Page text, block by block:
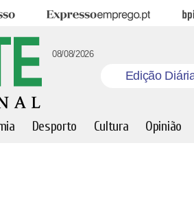
Expresso Emprego
08/08/2026
Edição
Desporto Cultura Opinião